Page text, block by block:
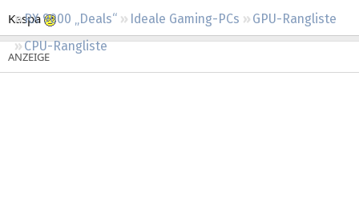
RX 9000 „Deals“
Ideale Gaming-PCs
GPU-Rangliste
CPU-Rangliste
Kaspa